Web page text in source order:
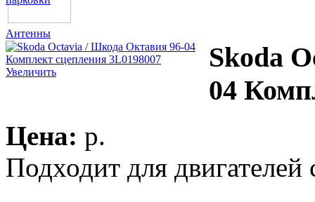
Антенны
Увеличить
Skoda
04
Цена: p.
Подходит для